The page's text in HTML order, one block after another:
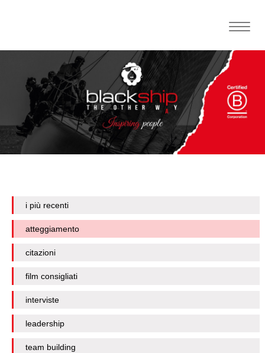
Toggle
i più recenti
atteggiamento
citazioni
film consigliati
interviste
leadership
team building